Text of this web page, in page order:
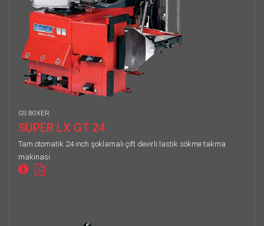
GS BOXER
SUPER LX GT 24
Tam otomatik 24 inch şoklamalı çift devirli lastik sökme takma
makinası